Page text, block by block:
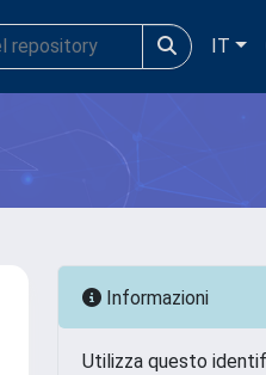
IT
Informazioni
Utilizza questo